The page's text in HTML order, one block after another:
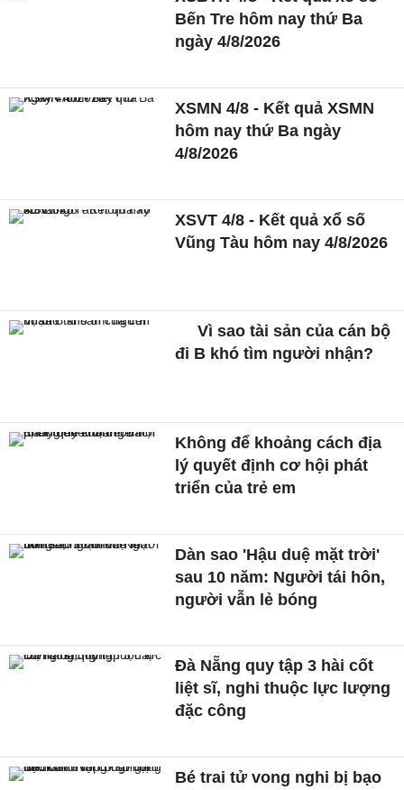
Bến Tre hôm nay thứ Ba
ngày 4/8/2026
XSMN 4/8 - Kết quả XSMN
hôm nay thứ Ba ngày
4/8/2026
XSVT 4/8 - Kết quả xổ số
Vũng Tàu hôm nay 4/8/2026
Vì sao tài sản của cán bộ
đi B khó tìm người nhận?
Không để khoảng cách địa
lý quyết định cơ hội phát
triển của trẻ em
Dàn sao 'Hậu duệ mặt trời'
sau 10 năm: Người tái hôn,
người vẫn lẻ bóng
Đà Nẵng quy tập 3 hài cốt
liệt sĩ, nghi thuộc lực lượng
đặc công
Bé trai tử vong nghi bị bạo